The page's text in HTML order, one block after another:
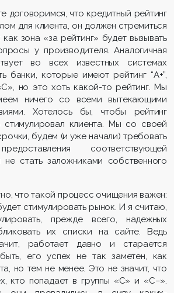
договоримся, что кредитный рейтинг
для клиента, он должен стремиться
как зона «за рейтинг» будет вызывать
у производителя. Аналогичная
во всех известных системах
банки, которые имеют рейтинг “А+”,
но это хоть какой-то рейтинг. Мы
ничего со всеми вытекающими
Хотелось бы, чтобы рейтинг
клиента. Мы со своей
будем (и уже начали) требовать
соответствующей
стать заложниками собственного
что такой процесс очищения важен:
стимулировать рынок. И я считаю,
прежде всего, надежных
их списки на сайте. Ведь
работает давно и старается
его успех не так заметен, как
но тем не менее. Это не значит, что
кто попадает в группы «С» и «С–».